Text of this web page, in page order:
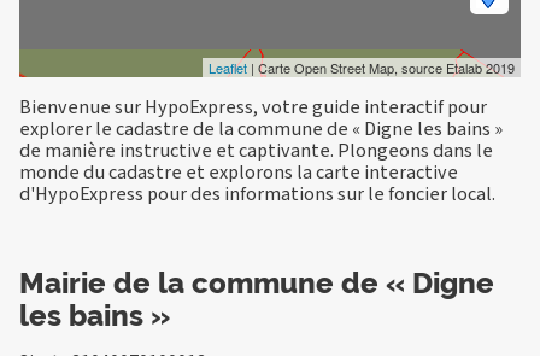
Leaflet | Carte Open Street Map, source Etalab 2019
Bienvenue sur HypoExpress, votre guide interactif pour
explorer le cadastre de la commune de « Digne les bains »
de manière instructive et captivante. Plongeons dans le
monde du cadastre et explorons la carte interactive
d'HypoExpress pour des informations sur le foncier local.
Mairie de la commune de « Digne
les bains »